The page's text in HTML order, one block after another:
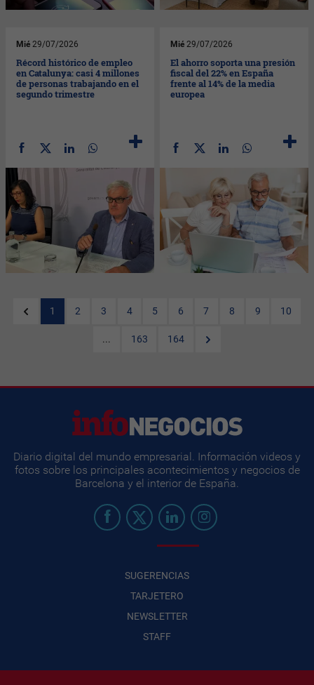
Mié 29/07/2026
Récord histórico de empleo
en Catalunya: casi 4 millones
de personas trabajando en el
segundo trimestre
Mié 29/07/2026
El ahorro soporta una presión
fiscal del 22% en España
frente al 14% de la media
europea
1 2 3 4 5 6 7 8 9 10
... 163 164
Diario digital del mundo empresarial. Información videos y
fotos sobre los principales acontecimientos y negocios de
Barcelona y el interior de España.
SUGERENCIAS
TARJETERO
NEWSLETTER
STAFF